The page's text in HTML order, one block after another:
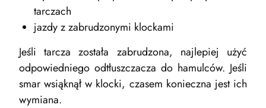
tarczach
jazdy z zabrudzonymi klockami
Jeśli tarcza została zabrudzona, najlepiej użyć
odpowiedniego odtłuszczacza do hamulców. Jeśli
smar wsiąknął w klocki, czasem konieczna jest ich
wymiana.